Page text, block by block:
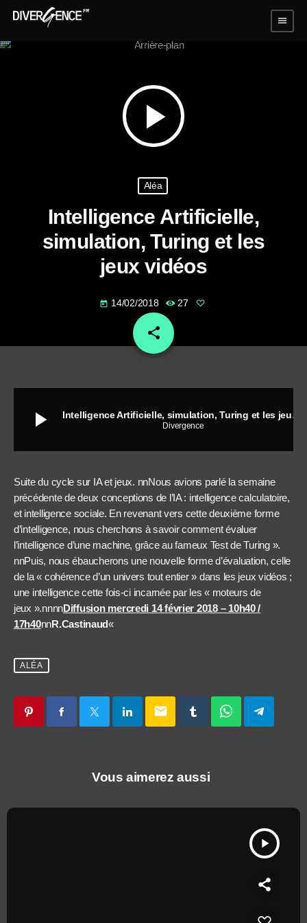
menu
play_arrow
Aléa
Intelligence Artificielle,
simulation, Turing et les
jeux vidéos
today 14/02/2018 27
share
email
play_arrow Intelligence Artificielle, simulation, Turing et les jeux vidéos
Divergence
Suite du cycle sur IA et jeux. nnNous avions parlé la semaine
précédente de deux conceptions de l’IA : intelligence calculatoire,
et intelligence sociale. En revenant vers cette deuxième forme
d’intelligence, nous cherchons à savoir comment évaluer
l’intelligence d’une machine, grâce au fameux Test de Turing ».
nnPuis, nous ébaucherons une nouvelle forme d’évaluation, celle
de la « cohérence d’un univers tout entier » dans les jeux vidéos ;
une intelligence cette fois-ci incarnée par les « moteurs de
jeux ».nnnnDiffusion mercredi 14 février 2018 – 10h40 /
17h40nnR.Castinaud«
ALÉA
email
Vous aimerez aussi
play_arrow